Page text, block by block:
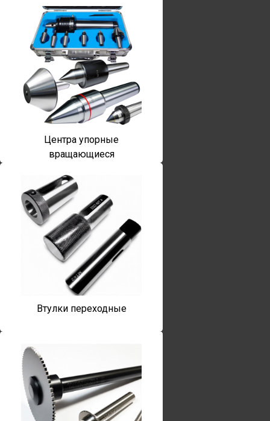
Центра упорные
вращающиеся
Втулки переходные